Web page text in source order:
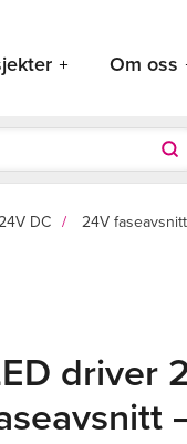
Om oss
DC 24V faseavsnitt
driver